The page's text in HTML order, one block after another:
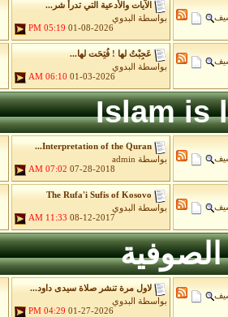
الآيات والأدعية التي تدرأ شر...
بواسطة
البدوي
01-08-2026
05:19 PM
عَجِبْتُ لها ! فُتِحَت لها...
بواسطة
البدوي
01-03-2026
06:10 AM
Islam is
Interpretation of the Quran...
بواسطة admin
07-28-2018
07:02 AM
The Rufa'i Sufis of Kosovo
بواسطة
البدوي
08-12-2017
11:33 AM
لاول مرة تنشر صلاة سيدى داود...
بواسطة
البدوي
01-27-2026
04:29 PM